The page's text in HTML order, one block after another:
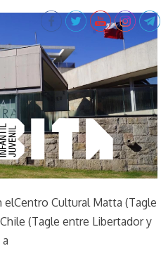
elCentro Cultural Matta (Tagle
(Tagle entre Libertador y